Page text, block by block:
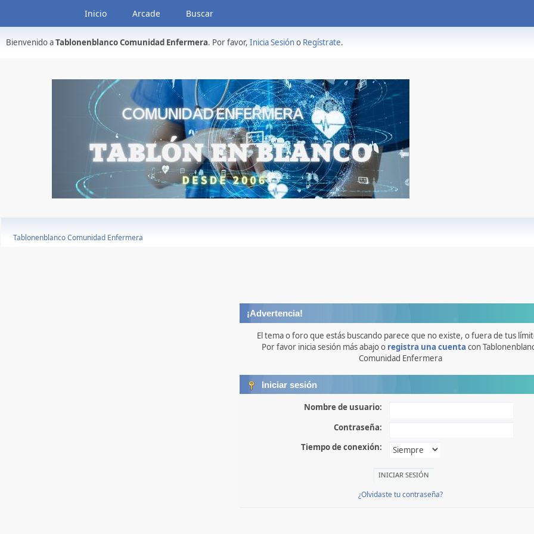
Inicio Arcade Buscar
Bienvenido aTablonenblanco Comunidad Enfermera. Por favor, Inicia Sesióno Regístrate.
Tablonenblanco Comunidad Enfermera
¡Advertencia!
El tema o foro que estás buscando parece que no existe, o fuera de tus
Por favor inicia sesión más abajo o registra una cuenta con
Comunidad Enfermera
Iniciar sesión
Nombre de usuario:
Contraseña:
Tiempo de conexión:
¿Olvidaste tu contraseña?